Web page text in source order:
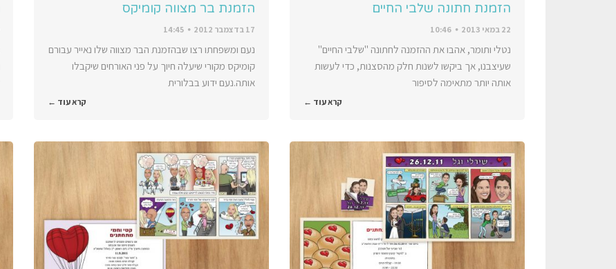
הזמנת חתונה שלבי החיים
22 במאי 2013 10:46
נטלי ותומר, אהבו את ההזמנה לחתונה "שלבי החיים"
שעיצבנו, אך ביקשו לשנות חלק מהסצנות, כדי לעשות
אותה יותר מתאימה לסיפור
קרא עוד ←
הזמנת בר מצווה קומיקס
17 בדצמבר 2012 14:45
נעם ומשפחתו רצו שבהזמנת הבר מצווה שלו נאייר עבורם
קומיקס מקורי שיעלה חיוך על פני האורחים שיקבלו
אותה.נעם ידוע בבלורית
קרא עוד ←